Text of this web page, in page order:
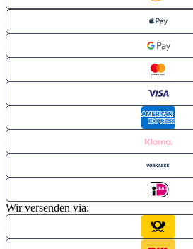
Wir versenden via: